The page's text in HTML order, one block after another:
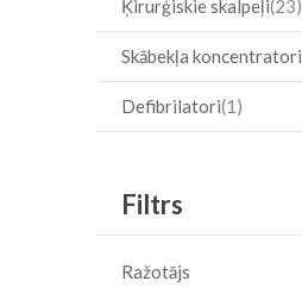
Ķirurģiskie skalpeļi 23
Skābekļa koncentratori
Defibrilatori 1
Filtrs
Ražotājs